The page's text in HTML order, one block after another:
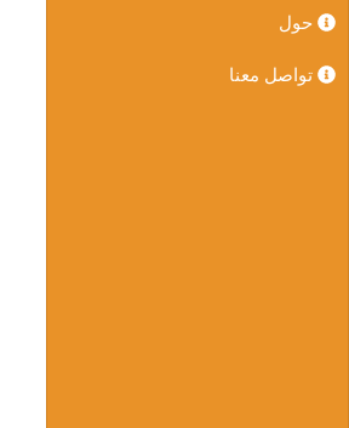
حول
تواصل معنا